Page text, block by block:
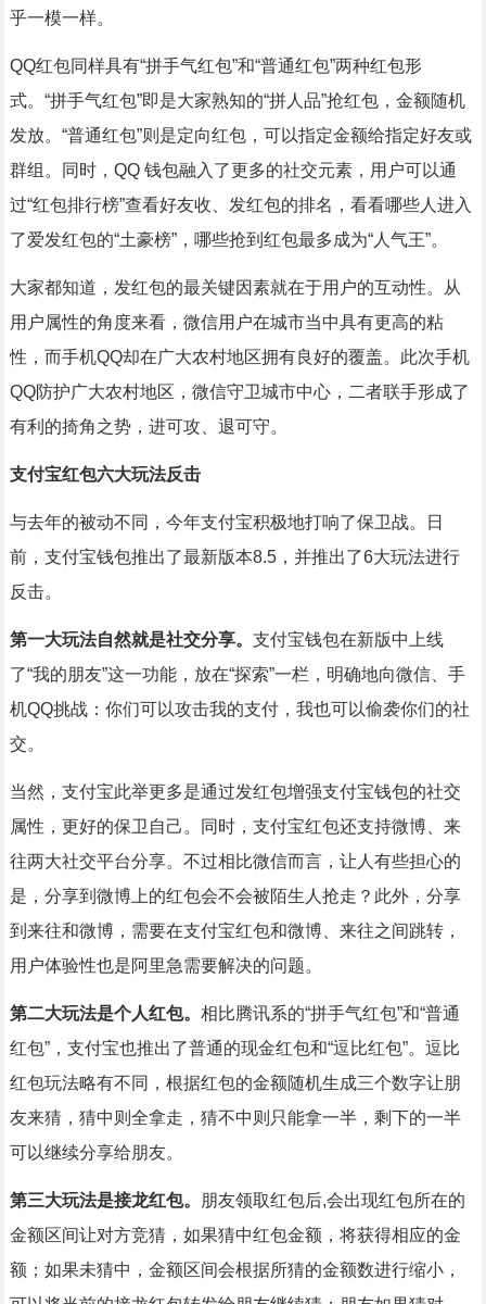
乎一模一样。
QQ红包同样具有“拼手气红包”和“普通红包”两种红包形
式。“拼手气红包”即是大家熟知的“拼人品”抢红包，金额随机
发放。“普通红包”则是定向红包，可以指定金额给指定好友或
群组。同时，QQ 钱包融入了更多的社交元素，用户可以通
过“红包排行榜”查看好友收、发红包的排名，看看哪些人进入
了爱发红包的“土豪榜”，哪些抢到红包最多成为“人气王”。
大家都知道，发红包的最关键因素就在于用户的互动性。从
用户属性的角度来看，微信用户在城市当中具有更高的粘
性，而手机QQ却在广大农村地区拥有良好的覆盖。此次手机
QQ防护广大农村地区，微信守卫城市中心，二者联手形成了
有利的掎角之势，进可攻、退可守。
支付宝红包六大玩法反击
与去年的被动不同，今年支付宝积极地打响了保卫战。日
前，支付宝钱包推出了最新版本8.5，并推出了6大玩法进行
反击。
第一大玩法自然就是社交分享。 支付宝钱包在新版中上线
了“我的朋友”这一功能，放在“探索”一栏，明确地向微信、手
机QQ挑战：你们可以攻击我的支付，我也可以偷袭你们的社
交。
当然，支付宝此举更多是通过发红包增强支付宝钱包的社交
属性，更好的保卫自己。同时，支付宝红包还支持微博、来
往两大社交平台分享。不过相比微信而言，让人有些担心的
是，分享到微博上的红包会不会被陌生人抢走？此外，分享
到来往和微博，需要在支付宝红包和微博、来往之间跳转，
用户体验性也是阿里急需要解决的问题。
第二大玩法是个人红包。 相比腾讯系的“拼手气红包”和“普通
红包”，支付宝也推出了普通的现金红包和“逗比红包”。逗比
红包玩法略有不同，根据红包的金额随机生成三个数字让朋
友来猜，猜中则全拿走，猜不中则只能拿一半，剩下的一半
可以继续分享给朋友。
第三大玩法是接龙红包。
朋友领取红包后,会出现红包所在的
金额区间让对方竞猜，如果猜中红包金额，将获得相应的金
额；如果未猜中，金额区间会根据所猜的金额数进行缩小，